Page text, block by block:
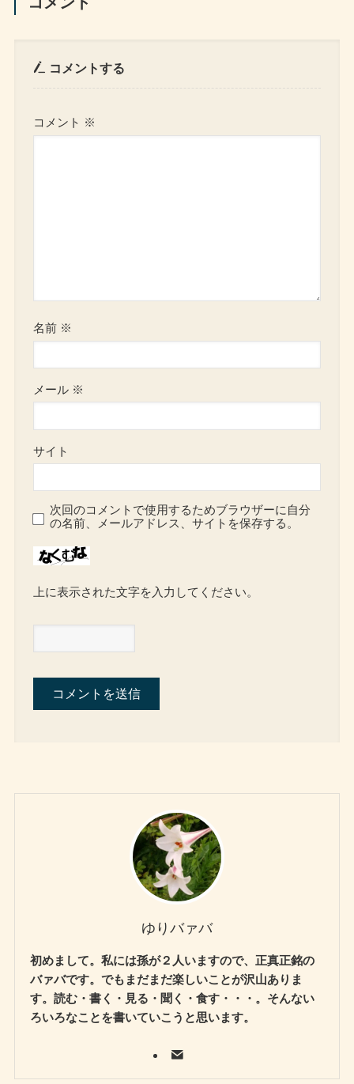
コメントする
コメント ※
名前 ※
メール ※
サイト
次回のコメントで使用するためブラウザーに自分
の名前、メールアドレス、サイトを保存する。
上に表示された文字を入力してください。
ゆりバァバ
初めまして。私には孫が２人いますので、正真正銘の
バァバです。でもまだまだ楽しいことが沢山ありま
す。読む・書く・見る・聞く・食す・・・。そんない
ろいろなことを書いていこうと思います。